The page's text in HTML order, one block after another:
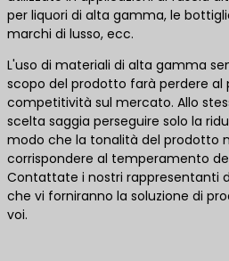
per liquori di alta gamma, le
marchi di lusso, ecc.
L'uso di materiali di alta gamma
scopo del prodotto farà perdere al
competitività sul mercato. Allo
scelta saggia perseguire solo la
modo che la tonalità del prodotto
corrispondere al temperamento
Contattate i nostri rappresentanti
che vi forniranno la soluzione di
voi.